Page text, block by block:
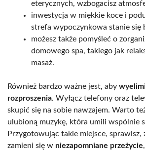
eterycznych, wzbogacisz
inwestycja w miękkie koce i
strefa wypoczynkowa stanie się
możesz także pomyśleć o
domowego spa, takiego jak
masaż.
Również bardzo ważne jest, aby
rozproszenia. Wyłącz telefony oraz
skupić się na sobie nawzajem. Warto
ulubioną muzykę, która umili wspólnie
Przygotowując takie miejsce, sprawisz,
zamieni się w niezapomniane przeżycie